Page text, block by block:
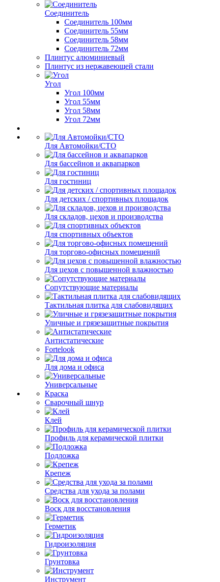
Соединитель
Соединитель 100мм
Соединитель 55мм
Соединитель 58мм
Соединитель 72мм
Плинтус алюминиевый
Плинтус из нержавеющей стали
Угол
Угол 100мм
Угол 55мм
Угол 58мм
Угол 72мм
Для Автомойки/СТО
Для бассейнов и аквапарков
Для гостиниц
Для детских / спортивных площадок
Для складов, цехов и производства
Для спортивных объектов
Для торгово-офисных помещений
Для цехов с повышенной влажностью
Сопутствующие материалы
Тактильная плитка для слабовидящих
Уличные и грязезащитные покрытия
Антистатические
Fortelook
Для дома и офиса
Универсальные
Краска
Сварочный шнур
Клей
Профиль для керамической плитки
Подложка
Крепеж
Средства для ухода за полами
Воск для восстановления
Герметик
Гидроизоляция
Грунтовка
Инструмент